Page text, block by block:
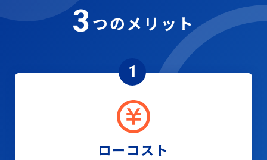
3つのメリット
1
ローコスト